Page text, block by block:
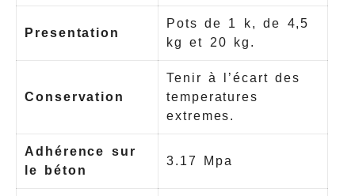
Presentation
Pots de 1 k, de 4,5
kg et 20 kg.
Conservation
Tenir à l’écart des
temperatures
extremes.
Adhérence sur
le béton
3.17 Mpa